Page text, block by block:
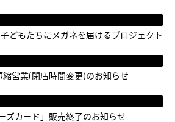
どもたちにメガネを届けるプロジェクト
営業(閉店時間変更)のお知らせ
ズカード」販売終了のお知らせ